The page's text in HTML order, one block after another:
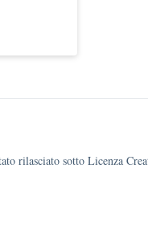
rilasciato sotto Licenza